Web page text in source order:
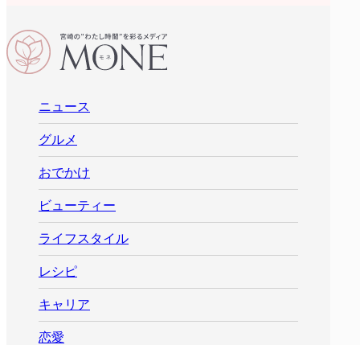
ニュース
グルメ
おでかけ
ビューティー
ライフスタイル
レシピ
キャリア
恋愛